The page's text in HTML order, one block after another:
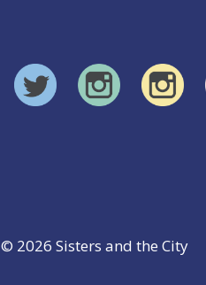
© 2026 Sisters and the City